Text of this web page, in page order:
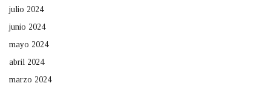
julio 2024
junio 2024
mayo 2024
abril 2024
marzo 2024